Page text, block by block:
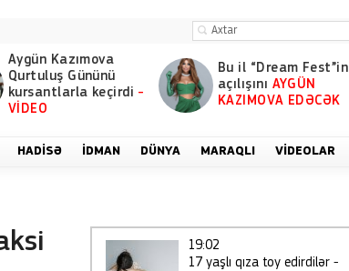
Aygün Kazımova
Qurtuluş Gününü
kursantlarla keçirdi -
VİDEO
Bu il “Dream Fest”in
açılışını AYGÜN
KAZIMOVA EDƏCƏK
HADISƏ İDMAN DÜNYA MARAQLI VIDEOLAR
19:02
17 yaşlı qıza toy edirdilər -